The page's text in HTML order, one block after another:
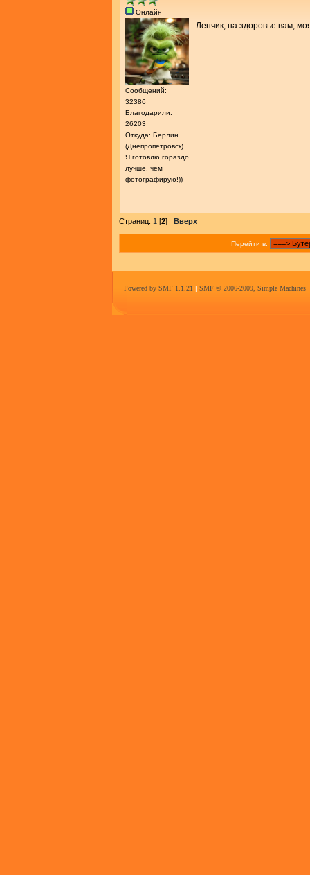
Онлайн
Сообщений:
32386
Благодарили:
26203
Откуда: Берлин
(Днепропетровск)
Я готовлю гораздо
лучше, чем
фотографирую!))
Ленчик, на здоровье вам,
Страниц: 1 [2] Вверх
Перейти в:
Powered by SMF 1.1.21 | SMF © 2006-2009, Simple Machines